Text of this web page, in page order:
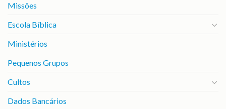
Missões
Escola Bíblica
Ministérios
Pequenos Grupos
Cultos
Dados Bancários